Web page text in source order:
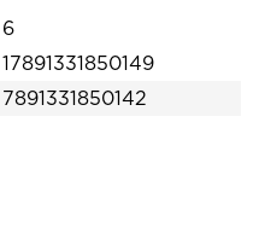
6
17891331850149
7891331850142